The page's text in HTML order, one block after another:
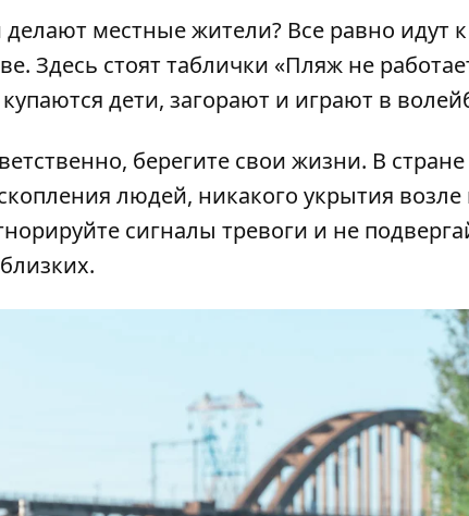
делают местные жители? Все равно идут
Здесь стоят таблички «Пляж не
дети, загорают и играют в
берегите свои жизни. В
людей, никакого укрытия возле
сигналы тревоги и не